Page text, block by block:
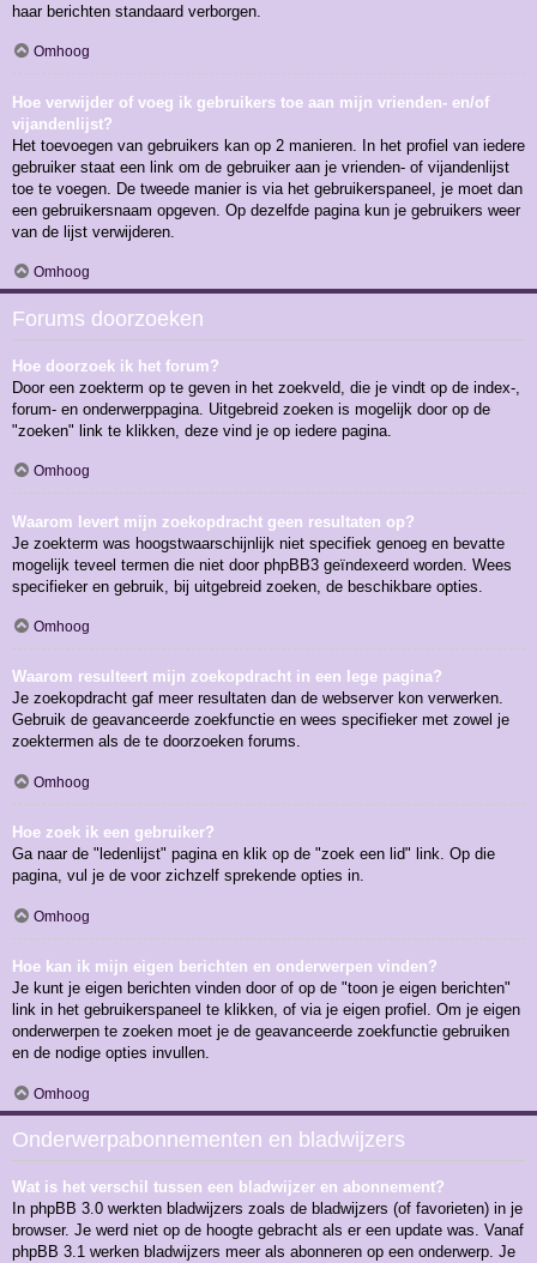
haar berichten standaard verborgen.
Omhoog
Hoe verwijder of voeg ik gebruikers toe aan mijn vrienden- en/of
vijandenlijst?
Het toevoegen van gebruikers kan op 2 manieren. In het profiel van iedere
gebruiker staat een link om de gebruiker aan je vrienden- of vijandenlijst
toe te voegen. De tweede manier is via het gebruikerspaneel, je moet dan
een gebruikersnaam opgeven. Op dezelfde pagina kun je gebruikers weer
van de lijst verwijderen.
Omhoog
Forums doorzoeken
Hoe doorzoek ik het forum?
Door een zoekterm op te geven in het zoekveld, die je vindt op de index-,
forum- en onderwerppagina. Uitgebreid zoeken is mogelijk door op de
"zoeken" link te klikken, deze vind je op iedere pagina.
Omhoog
Waarom levert mijn zoekopdracht geen resultaten op?
Je zoekterm was hoogstwaarschijnlijk niet specifiek genoeg en bevatte
mogelijk teveel termen die niet door phpBB3 geïndexeerd worden. Wees
specifieker en gebruik, bij uitgebreid zoeken, de beschikbare opties.
Omhoog
Waarom resulteert mijn zoekopdracht in een lege pagina?
Je zoekopdracht gaf meer resultaten dan de webserver kon verwerken.
Gebruik de geavanceerde zoekfunctie en wees specifieker met zowel je
zoektermen als de te doorzoeken forums.
Omhoog
Hoe zoek ik een gebruiker?
Ga naar de "ledenlijst" pagina en klik op de "zoek een lid" link. Op die
pagina, vul je de voor zichzelf sprekende opties in.
Omhoog
Hoe kan ik mijn eigen berichten en onderwerpen vinden?
Je kunt je eigen berichten vinden door of op de "toon je eigen berichten"
link in het gebruikerspaneel te klikken, of via je eigen profiel. Om je eigen
onderwerpen te zoeken moet je de geavanceerde zoekfunctie gebruiken
en de nodige opties invullen.
Omhoog
Onderwerpabonnementen en bladwijzers
Wat is het verschil tussen een bladwijzer en abonnement?
In phpBB 3.0 werkten bladwijzers zoals de bladwijzers (of favorieten) in je
browser. Je werd niet op de hoogte gebracht als er een update was. Vanaf
phpBB 3.1 werken bladwijzers meer als abonneren op een onderwerp. Je